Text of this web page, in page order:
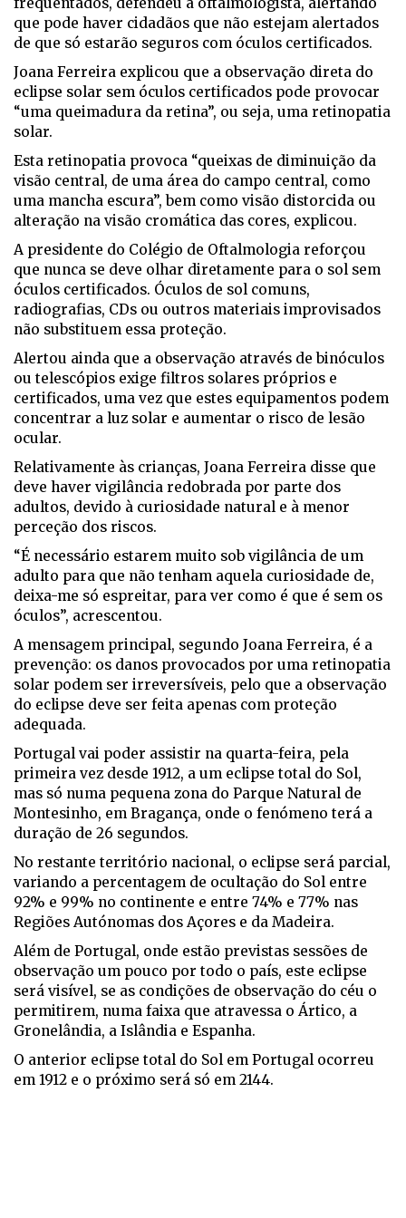
frequentados, defendeu a oftalmologista, alertando
que pode haver cidadãos que não estejam alertados
de que só estarão seguros com óculos certificados.
Joana Ferreira explicou que a observação direta do
eclipse solar sem óculos certificados pode provocar
“uma queimadura da retina”, ou seja, uma retinopatia
solar.
Esta retinopatia provoca “queixas de diminuição da
visão central, de uma área do campo central, como
uma mancha escura”, bem como visão distorcida ou
alteração na visão cromática das cores, explicou.
A presidente do Colégio de Oftalmologia reforçou
que nunca se deve olhar diretamente para o sol sem
óculos certificados. Óculos de sol comuns,
radiografias, CDs ou outros materiais improvisados
não substituem essa proteção.
Alertou ainda que a observação através de binóculos
ou telescópios exige filtros solares próprios e
certificados, uma vez que estes equipamentos podem
concentrar a luz solar e aumentar o risco de lesão
ocular.
Relativamente às crianças, Joana Ferreira disse que
deve haver vigilância redobrada por parte dos
adultos, devido à curiosidade natural e à menor
perceção dos riscos.
“É necessário estarem muito sob vigilância de um
adulto para que não tenham aquela curiosidade de,
deixa-me só espreitar, para ver como é que é sem os
óculos”, acrescentou.
A mensagem principal, segundo Joana Ferreira, é a
prevenção: os danos provocados por uma retinopatia
solar podem ser irreversíveis, pelo que a observação
do eclipse deve ser feita apenas com proteção
adequada.
Portugal vai poder assistir na quarta-feira, pela
primeira vez desde 1912, a um eclipse total do Sol,
mas só numa pequena zona do Parque Natural de
Montesinho, em Bragança, onde o fenómeno terá a
duração de 26 segundos.
No restante território nacional, o eclipse será parcial,
variando a percentagem de ocultação do Sol entre
92% e 99% no continente e entre 74% e 77% nas
Regiões Autónomas dos Açores e da Madeira.
Além de Portugal, onde estão previstas sessões de
observação um pouco por todo o país, este eclipse
será visível, se as condições de observação do céu o
permitirem, numa faixa que atravessa o Ártico, a
Gronelândia, a Islândia e Espanha.
O anterior eclipse total do Sol em Portugal ocorreu
em 1912 e o próximo será só em 2144.